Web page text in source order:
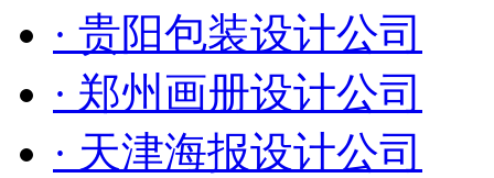
· 贵阳包装设计公司
· 郑州画册设计公司
· 天津海报设计公司